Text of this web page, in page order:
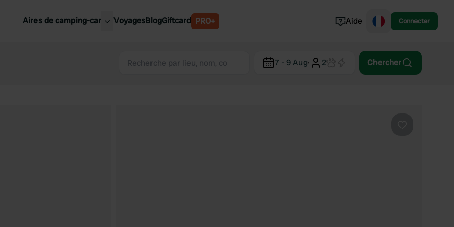
Aires de camping-car
Slovénie
VoyagesBlogGiftcard PRO+ Aide Connecter
7 - 9 Aug· 2 Chercher